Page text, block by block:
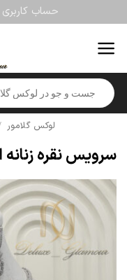
to
content
حساب کاربری
Products
search
لوکس گلامور
سرویس نقره زنانه